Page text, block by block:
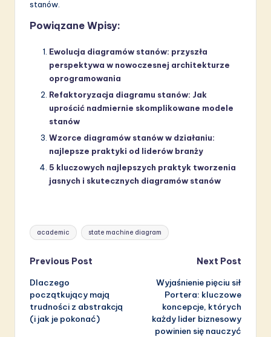
stanów.
Powiązane Wpisy:
Ewolucja diagramów stanów: przyszła
perspektywa w nowoczesnej architekturze
oprogramowania
Refaktoryzacja diagramu stanów: Jak
uprościć nadmiernie skomplikowane modele
stanów
Wzorce diagramów stanów w działaniu:
najlepsze praktyki od liderów branży
5 kluczowych najlepszych praktyk tworzenia
jasnych i skutecznych diagramów stanów
Tags:
academic state machine diagram
Post
navigation
Previous Post
Dlaczego
początkujący mają
trudności z abstrakcją
(i jak je pokonać)
Next Post
Wyjaśnienie pięciu sił
Portera: kluczowe
koncepcje, których
każdy lider biznesowy
powinien się nauczyć